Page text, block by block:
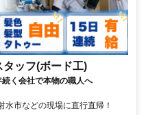
ッフ(ボード工)
く会社で本物の職人へ
市などの現場に直行直帰！